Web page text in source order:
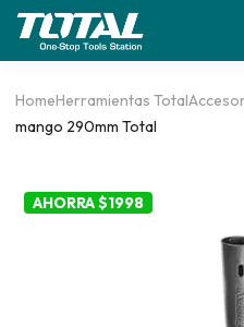
HomeHerramientas Total
mango 290mm Total
AHORRA $1998